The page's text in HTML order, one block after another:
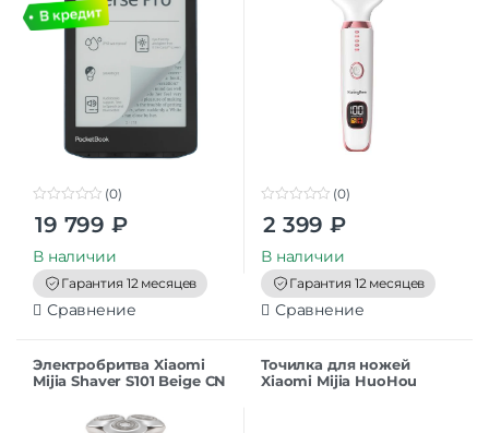
t
o
f
5
(0)
19 799 ₽
В наличии
Гарантия 12 месяцев
Сравнение
o
t
o
f
5
(0)
2 399 ₽
В наличии
Гарантия 12 месяцев
Сравнение
Электробритва Xiaomi
Mijia Shaver S101 Beige CN
Точилка для ножей
Xiaomi Mijia HuoHou